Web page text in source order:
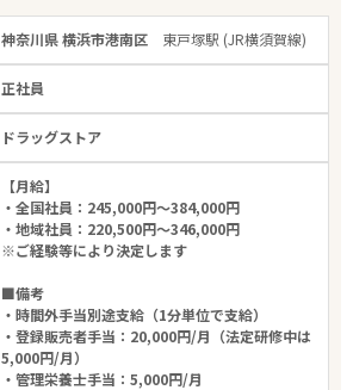
神奈川県 横浜市港南区 東戸塚駅 (JR横須賀線)
正社員
ドラッグストア
【月給】
・全国社員：245,000円～384,000円
・地域社員：220,500円～346,000円
※ご経験等により決定します
■備考
・時間外手当別途支給（1分単位で支給）
・登録販売者手当：20,000円/月（法定研修中は
5,000円/月）
・管理栄養士手当：5,000円/月